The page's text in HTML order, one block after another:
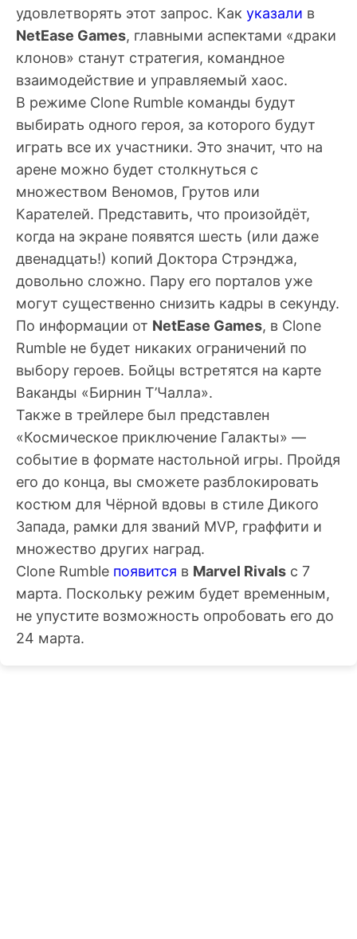
удовлетворять этот запрос. Как указали в
NetEase Games, главными аспектами «драки
клонов» станут стратегия, командное
взаимодействие и управляемый хаос.
В режиме Clone Rumble команды будут
выбирать одного героя, за которого будут
играть все их участники. Это значит, что на
арене можно будет столкнуться с
множеством Веномов, Грутов или
Карателей. Представить, что произойдёт,
когда на экране появятся шесть (или даже
двенадцать!) копий Доктора Стрэнджа,
довольно сложно. Пару его порталов уже
могут существенно снизить кадры в секунду.
По информации от NetEase Games, в Clone
Rumble не будет никаких ограничений по
выбору героев. Бойцы встретятся на карте
Ваканды «Бирнин Т’Чалла».
Также в трейлере был представлен
«Космическое приключение Галакты» —
событие в формате настольной игры. Пройдя
его до конца, вы сможете разблокировать
костюм для Чёрной вдовы в стиле Дикого
Запада, рамки для званий MVP, граффити и
множество других наград.
Clone Rumble появится в Marvel Rivals с 7
марта. Поскольку режим будет временным,
не упустите возможность опробовать его до
24 марта.